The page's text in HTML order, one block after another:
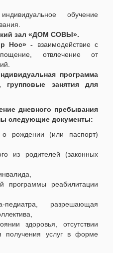
индивидуальное обучение
зал «ДОМ СОВЫ».
Нос» - взаимодействие с
отвлечение от
программа
групповые занятия для
дневного пребывания
следующие документы:
о рождении (или паспорт)
из родителей (законных
программы реабилитации
разрешающая
здоровья, отсутствии
получения услуг в форме